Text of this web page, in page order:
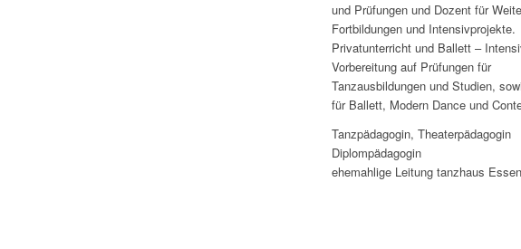
und Prüfungen und Dozent für
Fortbildungen und Intensivprojekte.
Privatunterricht und Ballett –
Vorbereitung auf Prüfungen für
Tanzausbildungen und Studien,
für Ballett, Modern Dance und
Tanzpädagogin, Theaterpädagogin
Diplompädagogin
ehemahlige Leitung tanzhaus